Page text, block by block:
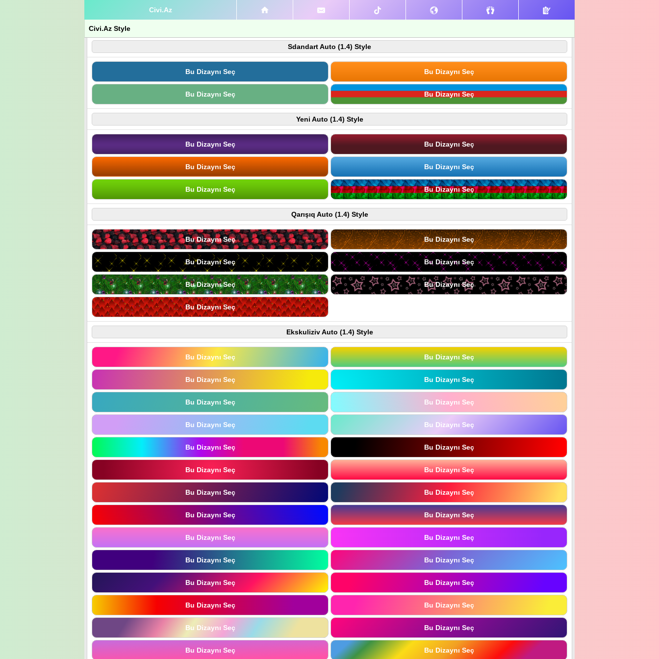
Civi.Az
Civi.Az Style
Sdandart Auto (1.4) Style
Bu Dizaynı Seç Bu Dizaynı Seç
Bu Dizaynı Seç Bu Dizaynı Seç
Yeni Auto (1.4) Style
Bu Dizaynı Seç Bu Dizaynı Seç
Bu Dizaynı Seç Bu Dizaynı Seç
Bu Dizaynı Seç Bu Dizaynı Seç
Qarışıq Auto (1.4) Style
Bu Dizaynı Seç Bu Dizaynı Seç
Bu Dizaynı Seç Bu Dizaynı Seç
Bu Dizaynı Seç Bu Dizaynı Seç
Bu Dizaynı Seç
Ekskuliziv Auto (1.4) Style
Bu Dizaynı Seç Bu Dizaynı Seç
Bu Dizaynı Seç Bu Dizaynı Seç
Bu Dizaynı Seç Bu Dizaynı Seç
Bu Dizaynı Seç Bu Dizaynı Seç
Bu Dizaynı Seç Bu Dizaynı Seç
Bu Dizaynı Seç Bu Dizaynı Seç
Bu Dizaynı Seç Bu Dizaynı Seç
Bu Dizaynı Seç Bu Dizaynı Seç
Bu Dizaynı Seç Bu Dizaynı Seç
Bu Dizaynı Seç Bu Dizaynı Seç
Bu Dizaynı Seç Bu Dizaynı Seç
Bu Dizaynı Seç Bu Dizaynı Seç
Bu Dizaynı Seç Bu Dizaynı Seç
Bu Dizaynı Seç Bu Dizaynı Seç